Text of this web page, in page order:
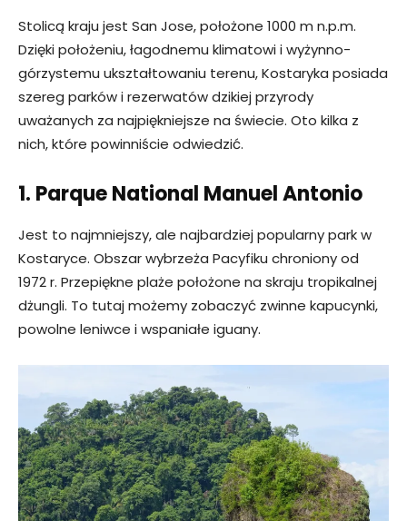
Stolicą kraju jest San Jose, położone 1000 m n.p.m.
Dzięki położeniu, łagodnemu klimatowi i wyżynno-
górzystemu ukształtowaniu terenu, Kostaryka posiada
szereg parków i rezerwatów dzikiej przyrody
uważanych za najpiękniejsze na świecie. Oto kilka z
nich, które powinniście odwiedzić.
1. Parque National Manuel Antonio
Jest to najmniejszy, ale najbardziej popularny park w
Kostaryce. Obszar wybrzeża Pacyfiku chroniony od
1972 r. Przepiękne plaże położone na skraju tropikalnej
dżungli. To tutaj możemy zobaczyć zwinne kapucynki,
powolne leniwce i wspaniałe iguany.